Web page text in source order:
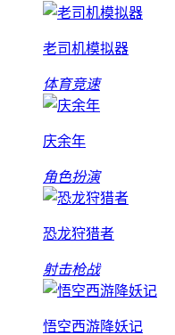
老司机模拟器
体育竞速
庆余年
角色扮演
恐龙狩猎者
射击枪战
悟空西游降妖记